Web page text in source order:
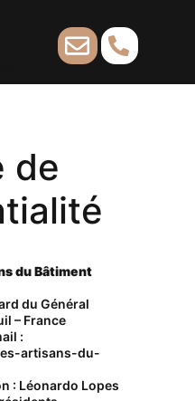
de
du Bâtiment
du Général
– France
:
artisans-du-
: Léonardo Lopes